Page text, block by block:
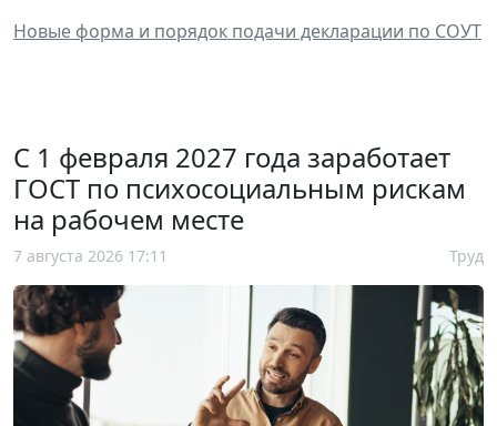
Новые форма и порядок подачи декларации по СОУТ
С 1 февраля 2027 года заработает
ГОСТ по психосоциальным рискам
на рабочем месте
7 августа 2026 17:11 Труд